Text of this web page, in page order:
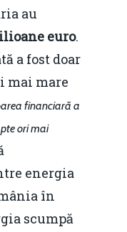
au
euro.
a fost doar
mai mare
financiară a
ori mai
energia
în
scumpă